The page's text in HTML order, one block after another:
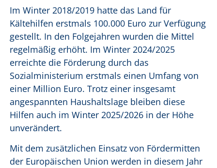
Im Winter 2018/2019 hatte das Land für
Kältehilfen erstmals 100.000 Euro zur Verfügung
gestellt. In den Folgejahren wurden die Mittel
regelmäßig erhöht. Im Winter 2024/2025
erreichte die Förderung durch das
Sozialministerium erstmals einen Umfang von
einer Million Euro. Trotz einer insgesamt
angespannten Haushaltslage bleiben diese
Hilfen auch im Winter 2025/2026 in der Höhe
unverändert.
Mit dem zusätzlichen Einsatz von Fördermitten
der Europäischen Union werden in diesem Jahr